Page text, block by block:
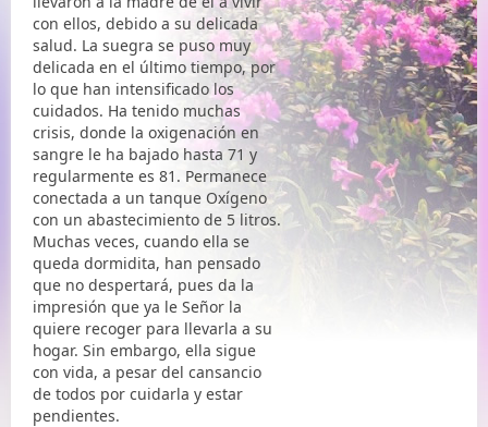
con ellos, debido a su delicada
salud. La suegra se puso muy
delicada en el último tiempo, por
lo que han intensificado los
cuidados. Ha tenido muchas
crisis, donde la oxigenación en
sangre le ha bajado hasta 71 y
regularmente es 81. Permanece
conectada a un tanque Oxígeno
con un abastecimiento de 5 litros.
Muchas veces, cuando ella se
queda dormidita, han pensado
que no despertará, pues da la
impresión que ya le Señor la
quiere recoger para llevarla a su
hogar. Sin embargo, ella sigue
con vida, a pesar del cansancio
de todos por cuidarla y estar
pendientes.